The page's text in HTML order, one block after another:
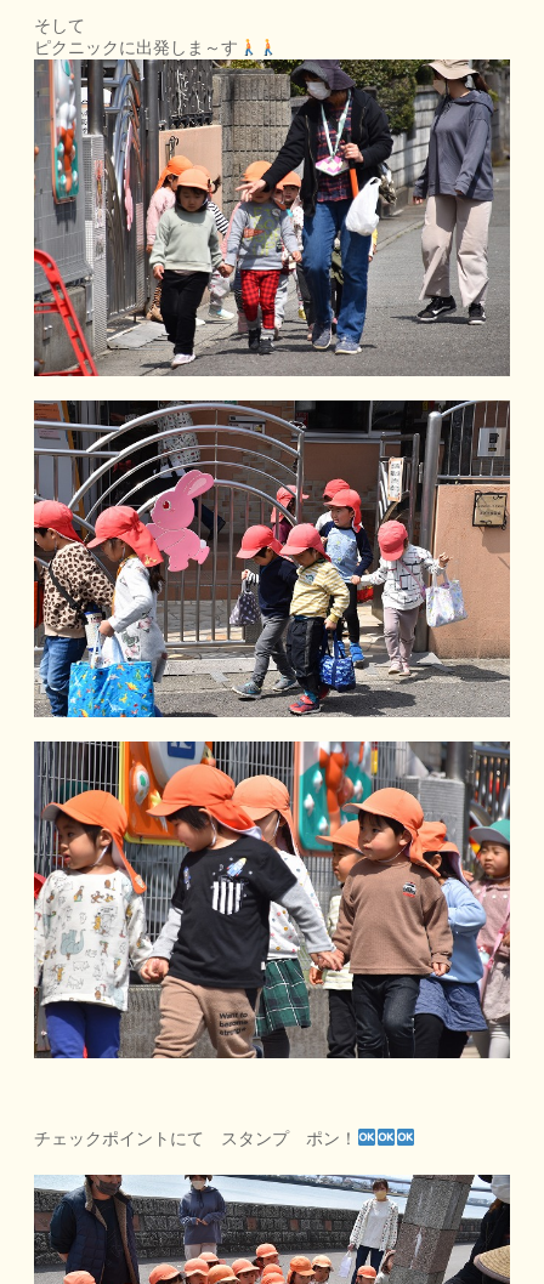
そして
ピクニックに出発しま～す
チェックポイントにて スタンプ ポン！